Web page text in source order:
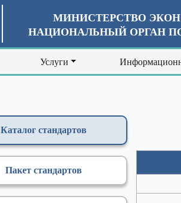
МИНИСТЕРСТВО
НАЦИОНАЛЬНЫЙ ОРГАН
Услуги
Каталог стандартов
Пакет стандартов